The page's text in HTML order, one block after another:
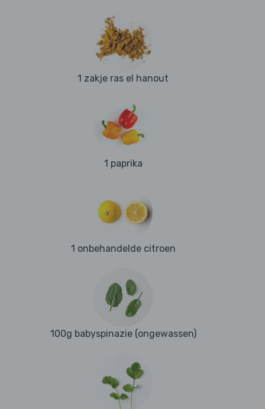
1 zakje ras el hanout
1 paprika
1 onbehandelde citroen
100g babyspinazie (ongewassen)